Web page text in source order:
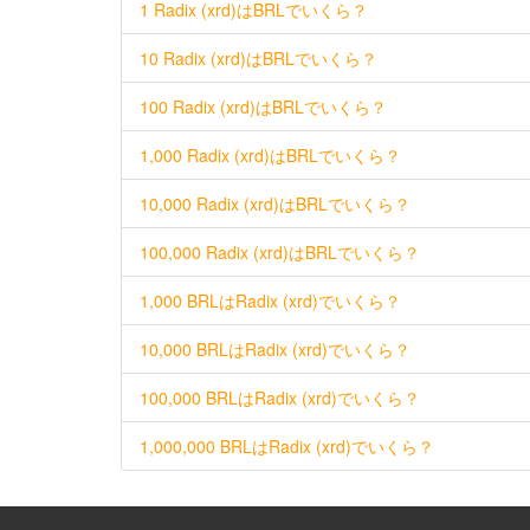
1 Radix (xrd)はBRLでいくら？
10 Radix (xrd)はBRLでいくら？
100 Radix (xrd)はBRLでいくら？
1,000 Radix (xrd)はBRLでいくら？
10,000 Radix (xrd)はBRLでいくら？
100,000 Radix (xrd)はBRLでいくら？
1,000 BRLはRadix (xrd)でいくら？
10,000 BRLはRadix (xrd)でいくら？
100,000 BRLはRadix (xrd)でいくら？
1,000,000 BRLはRadix (xrd)でいくら？